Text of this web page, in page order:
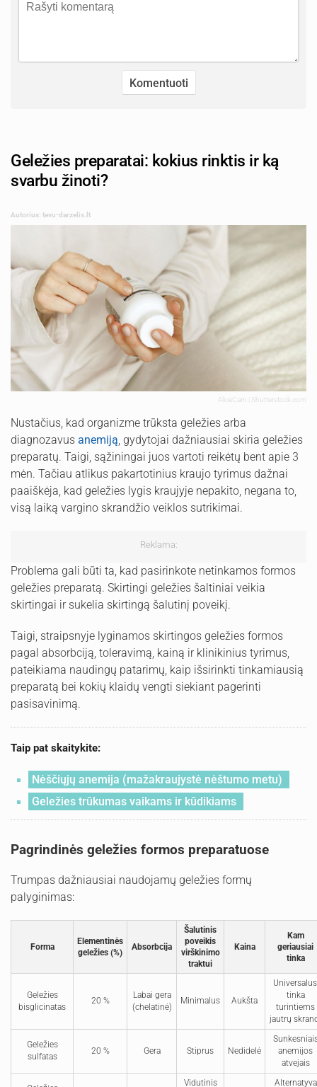
Geležies preparatai: kokius rinktis ir ką
svarbu žinoti?
Autorius: tevu-darzelis.lt
AliceCam | Shutterstock.com
Nustačius, kad organizme trūksta geležies arba
diagnozavus anemiją, gydytojai dažniausiai skiria geležies
preparatų. Taigi, sąžiningai juos vartoti reikėtų bent apie 3
mėn. Tačiau atlikus pakartotinius kraujo tyrimus dažnai
paaiškėja, kad geležies lygis kraujyje nepakito, negana to,
visą laiką vargino skrandžio veiklos sutrikimai.
Reklama:
Problema gali būti ta, kad pasirinkote netinkamos formos
geležies preparatą. Skirtingi geležies šaltiniai veikia
skirtingai ir sukelia skirtingą šalutinį poveikį.
Taigi, straipsnyje lyginamos skirtingos geležies formos
pagal absorbciją, toleravimą, kainą ir klinikinius tyrimus,
pateikiama naudingų patarimų, kaip išsirinkti tinkamiausią
preparatą bei kokių klaidų vengti siekiant pagerinti
pasisavinimą.
Taip pat skaitykite:
Nėščiųjų anemija (mažakraujystė nėštumo metu)
Geležies trūkumas vaikams ir kūdikiams
Pagrindinės geležies formos preparatuose
Trumpas dažniausiai naudojamų geležies formų
palyginimas:
Forma
Elementinės
geležies (%)
Absorbcija
Šalutinis
poveikis
virškinimo
traktui
Kaina
Kam
geriausiai
tinka
Geležies
bisglicinatas
20 %
Labai gera
(chelatinė)
Minimalus Aukšta
tinka
turintiems
jautrų
Geležies
sulfatas
20 % Gera Stiprus Nedidelė
anemijos
atvejais
Vidutinis Alternatyva